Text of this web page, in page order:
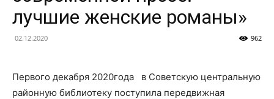
лучшие женские романы»
02.12.2020 962
Первого декабря 2020года в Советскую центральную
районную библиотеку поступила передвижная